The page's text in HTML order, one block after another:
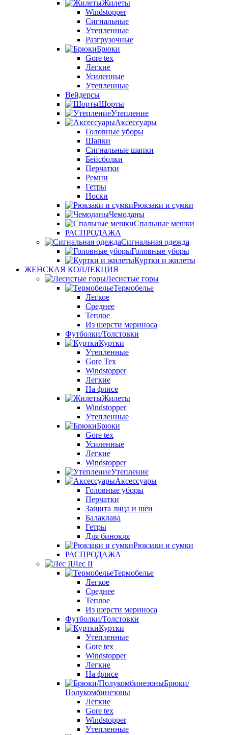
Жилеты
Windstopper
Сигнальные
Утепленные
Разгрузочные
Брюки
Gore tex
Легкие
Усиленные
Утепленные
Вейдерсы
Шорты
Утепление
Аксессуары
Головные уборы
Шапки
Сигнальные шапки
Бейсболки
Перчатки
Ремни
Гетры
Носки
Рюкзаки и сумки
Чемоданы
Спальные мешки
РАСПРОДАЖА
Сигнальная одежда
Головные уборы
Куртки и жилеты
ЖЕНСКАЯ КОЛЛЕКЦИЯ
Лесистые горы
Термобелье
Легкое
Среднее
Теплое
Из шерсти мериноса
Футболки/Толстовки
Куртки
Утепленные
Gore Tex
Windstopper
Легкие
На флисе
Жилеты
Windstopper
Утепленные
Брюки
Gore tex
Усиленные
Легкие
Windstopper
Утепление
Аксессуары
Головные уборы
Перчатки
Защита лица и шеи
Балаклава
Гетры
Для бинокля
Рюкзаки и сумки
РАСПРОДАЖА
Лес II
Термобелье
Легкое
Среднее
Теплое
Из шерсти мериноса
Футболки/Толстовки
Куртки
Утепленные
Gore tex
Windstopper
Легкие
На флисе
Брюки/
Полукомбинезоны
Легкие
Gore tex
Windstopper
Утепленные